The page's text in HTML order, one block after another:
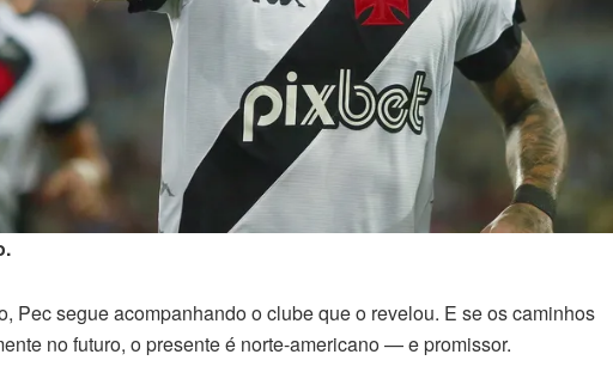
Pec segue acompanhando o clube que o revelou. E se os caminhos
no futuro, o presente é norte-americano — e promissor.